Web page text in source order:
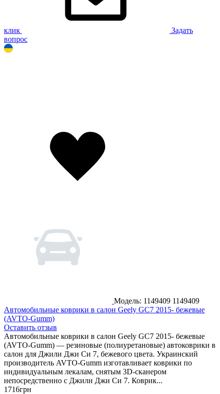
клик
Задать
вопрос
Модель: 1149409 1149409
Автомобильные коврики в салон Geely GC7 2015- бежевые
(AVTO-Gumm)
Оставить отзыв
Автомобильные коврики в салон Geely GC7 2015- бежевые
(AVTO-Gumm) — резиновые (полиуретановые) автоковрики в
салон для Джили Джи Си 7, бежевого цвета. Украинский
производитель AVTO-Gumm изготавливает коврики по
индивидуальным лекалам, снятым 3D-сканером
непосредственно с Джили Джи Си 7. Коврик...
1716грн